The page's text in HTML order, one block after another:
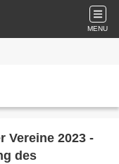
MENU
Vereine 2023 -
des